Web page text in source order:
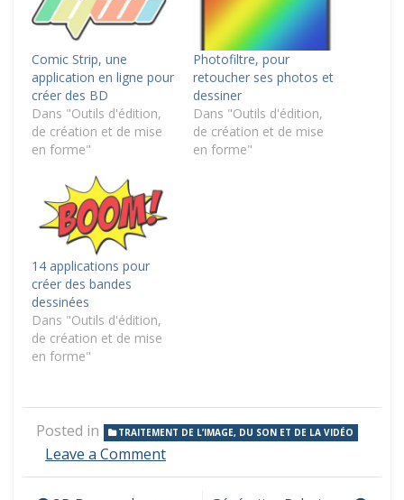
Comic Strip, une
application en ligne pour
créer des BD
Dans "Outils d'édition,
de création et de mise
en forme"
Photofiltre, pour
retoucher ses photos et
dessiner
Dans "Outils d'édition,
de création et de mise
en forme"
14 applications pour
créer des bandes
dessinées
Dans "Outils d'édition,
de création et de mise
en forme"
Posted in TRAITEMENT DE L’IMAGE, DU SON ET DE LA VIDÉO
Leave a Commenton